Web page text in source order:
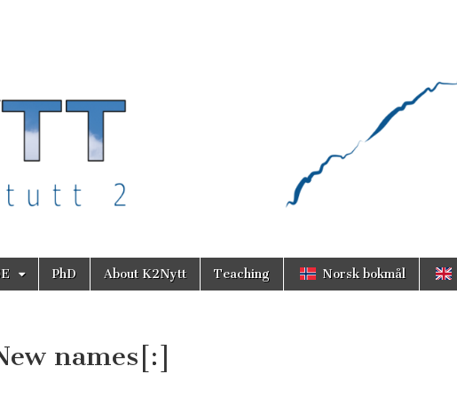
PhD About K2Nytt Teaching Norsk bokmål
names[:]